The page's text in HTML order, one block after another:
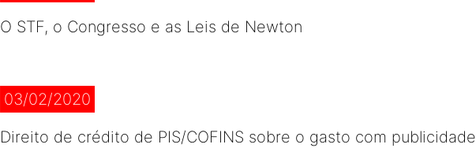
O STF, o Congresso e as Leis de Newton
03/02/2020
Direito de crédito de PIS/COFINS sobre o gasto com publicidade